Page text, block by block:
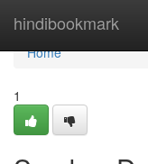
hindibookmark
Home
Home
1